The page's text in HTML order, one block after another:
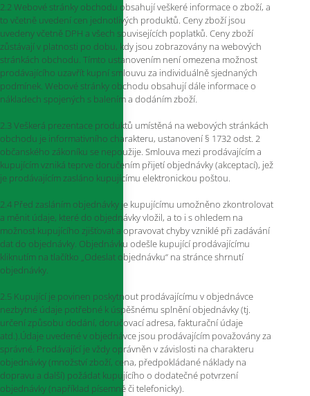
2.2 Webové stránky obchodu obsahují veškeré informace o zboží, a
to včetně uvedení cen jednotlivých produktů. Ceny zboží jsou
uvedeny včetně DPH a všech souvisejících poplatků. Ceny zboží
zůstávají v platnosti po dobu, kdy jsou zobrazovány na webových
stránkách obchodu. Tímto ustanovením není omezena možnost
prodávajícího uzavřít kupní smlouvu za individuálně sjednaných
podmínek. Webové stránky obchodu obsahují dále informace o
nákladech spojených s balením a dodáním zboží.
2.3 Veškerá prezentace produktů umístěná na webových stránkách
obchodu je informativního charakteru, ustanovení § 1732 odst. 2
občanského zákoníku se nepoužije. Smlouva mezi prodávajícím a
kupujícím vzniká teprve doručením přijetí objednávky (akceptací), jež
je prodávajícím zasláno kupujícímu elektronickou poštou.
2.4 Před zasláním objednávky je kupujícímu umožněno zkontrolovat
a měnit údaje, které do objednávky vložil, a to i s ohledem na
možnost kupujícího zjišťovat a opravovat chyby vzniklé při zadávání
dat do objednávky. Objednávku odešle kupující prodávajícímu
kliknutím na tlačítko „Odeslat objednávku“ na stránce shrnutí
objednávky.
2.5 Kupující je povinen poskytnout prodávajícímu v objednávce
nezbytné údaje potřebné k úspěšnému splnění objednávky (tj.
určení způsobu dodání, doručovací adresa, fakturační údaje
atd.).Údaje uvedené v objednávce jsou prodávajícím považovány za
správné. Prodávající je vždy oprávněn v závislosti na charakteru
objednávky (množství zboží, cena, předpokládané náklady na
dopravu a další) požádat kupujícího o dodatečné potvrzení
objednávky (například písemně či telefonicky).